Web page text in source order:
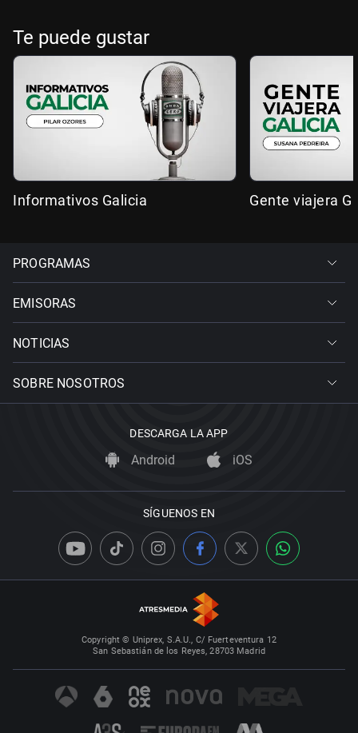
Te puede gustar
Informativos Galicia Gente viajera
PROGRAMAS
EMISORAS
NOTICIAS
SOBRE NOSOTROS
DESCARGA LA APP
Android iOS
SÍGUENOS EN
Copyright © Uniprex, S.A.U., C/ Fuerteventura 12
San Sebastián de los Reyes, 28703 Madrid